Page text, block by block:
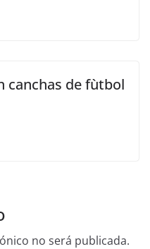
canchas de fùtbol
no será publicada.